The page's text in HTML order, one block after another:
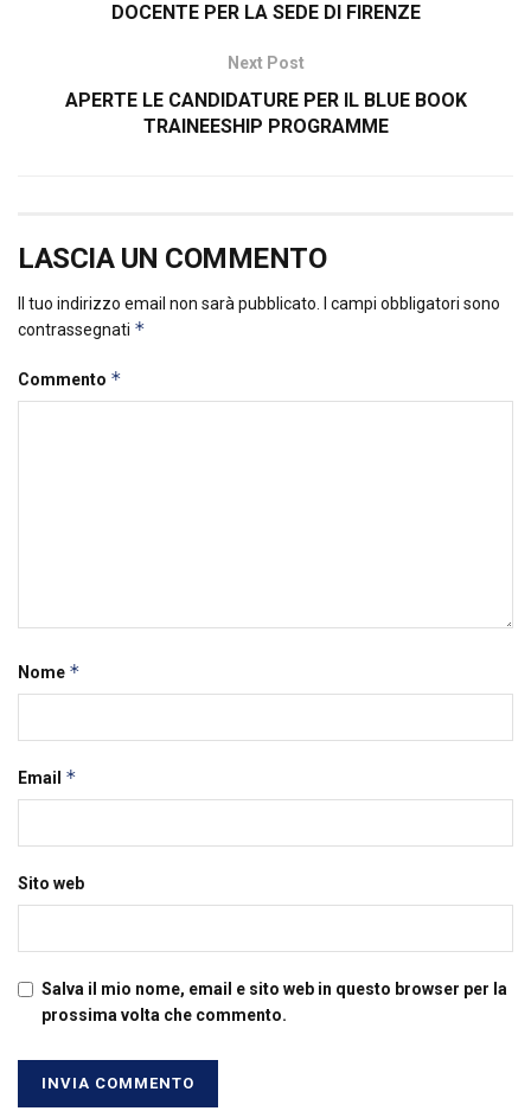
DOCENTE PER LA SEDE DI FIRENZE
Next Post
APERTE LE CANDIDATURE PER IL BLUE BOOK
TRAINEESHIP PROGRAMME
LASCIA UN COMMENTO
Il tuo indirizzo email non sarà pubblicato.
I campi obbligatori sono
contrassegnati *
Commento *
Nome *
Email *
Sito web
Salva il mio nome, email e sito web in questo browser per la
prossima volta che commento.